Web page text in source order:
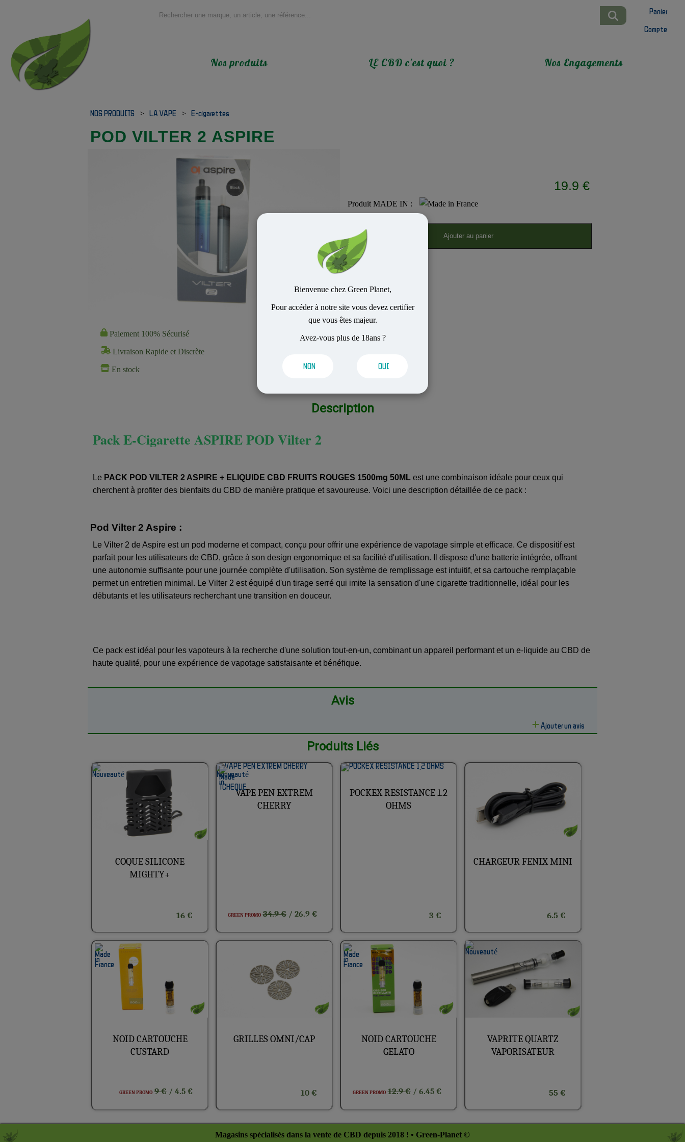
Bienvenue chez Green Planet,
Pour accéder à notre site vous devez certifier
que vous êtes majeur.
Avez-vous plus de 18ans ?
NON OUI
Panier
Compte
Nos produits LE CBD c'est quoi ? Nos Engagements
NOS PRODUITS > LA VAPE > E-cigarettes
POD VILTER 2 ASPIRE
Paiement 100% Sécurisé
Livraison Rapide et Discrète
En stock
19.9 €
Produit MADE IN :
Ajouter au panier
Description
Pack E-Cigarette ASPIRE POD Vilter 2
Le PACK POD VILTER 2 ASPIRE + ELIQUIDE CBD FRUITS ROUGES 1500mg 50ML est une combinaison idéale pour ceux qui
cherchent à profiter des bienfaits du CBD de manière pratique et savoureuse. Voici une description détaillée de ce pack :
Pod Vilter 2 Aspire :
Le Vilter 2 de Aspire est un pod moderne et compact, conçu pour offrir une expérience de vapotage simple et efficace. Ce dispositif est
parfait pour les utilisateurs de CBD, grâce à son design ergonomique et sa facilité d'utilisation. Il dispose d'une batterie intégrée, offrant
une autonomie suffisante pour une journée complète d'utilisation. Son système de remplissage est intuitif, et sa cartouche remplaçable
permet un entretien minimal. Le Vilter 2 est équipé d'un tirage serré qui imite la sensation d'une cigarette traditionnelle, idéal pour les
débutants et les utilisateurs recherchant une transition en douceur.
Ce pack est idéal pour les vapoteurs à la recherche d'une solution tout-en-un, combinant un appareil performant et un e-liquide au CBD de
haute qualité, pour une expérience de vapotage satisfaisante et bénéfique.
Avis
Ajouter un avis
Produits Liés
COQUE SILICONE
MIGHTY+
16 €
VAPE PEN EXTREM
CHERRY
GREEN PROMO 34.9 €/ 26.9 €
POCKEX RESISTANCE 1.2
OHMS
3 €
CHARGEUR FENIX MINI
6.5 €
NOID CARTOUCHE
CUSTARD
GREEN PROMO 9 €/ 4.5 €
GRILLES OMNI/CAP
10 €
NOID CARTOUCHE
GELATO
GREEN PROMO 12.9 €/ 6.45 €
VAPRITE QUARTZ
VAPORISATEUR
55 €
Magasins spécialisés dans la vente de CBD depuis 2018 ! • Green-Planet ©